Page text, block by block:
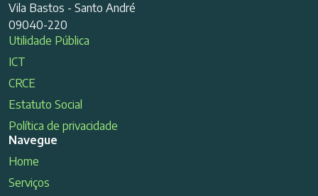
Vila Bastos - Santo André
09040-220
Utilidade Pública
ICT
CRCE
Estatuto Social
Política de privacidade
Navegue
Home
Serviços